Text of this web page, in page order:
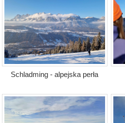
Schladming - alpejska perła